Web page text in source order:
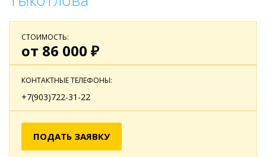
СТОИМОСТЬ:
от 86 000 ₽
КОНТАКТНЫЕ ТЕЛЕФОНЫ:
+7(903)722-31-22
ПОДАТЬ ЗАЯВКУ